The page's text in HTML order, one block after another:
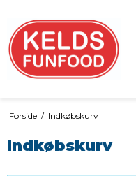
Forside / Indkøbskurv
Indkøbskurv